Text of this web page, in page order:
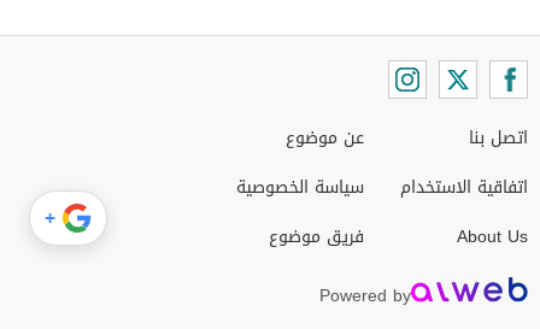
اتصل بنا
اتفاقية الاستخدام
About Us
عن موضوع
سياسة الخصوصية
فريق موضوع
Powered by
+